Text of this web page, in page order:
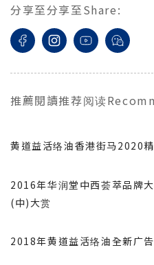
分享至分享至Share:
推薦閱讀推荐阅读
黄道益活络油香港街马2020
2016年华润堂中西荟萃品牌
(中)大赏
2018年黄道益活络油全新广告